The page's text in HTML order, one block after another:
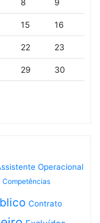
8 9
15 16
22 23
29 30
Operacional
Competências
Contrato